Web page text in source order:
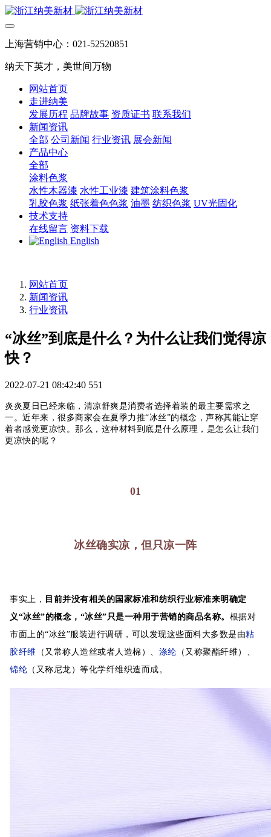
上海营销中心：021-52520851
纳天下英才，美世间万物
网站首页
走进纳美
发展历程 品牌故事 资质证书 联系我们
新闻资讯
全部 公司新闻 行业资讯 展会新闻
产品中心
全部
涂料色浆
水性木器漆 水性工业漆 建筑涂料色浆
乳胶色浆 纸张着色色浆 油墨 纺织色浆 UV光固化
技术支持
在线留言 资料下载
English
网站首页
新闻资讯
行业资讯
“冰丝”到底是什么？为什么让我们觉得凉
快？
2022-07-21 08:42:40 551
炎炎夏日已经来临，清凉舒爽是消费者选择着装的最主要需求之
一。近年来，很多商家会在夏季力推“冰丝”的概念，声称其能让穿
着者感觉更凉快。那么，这种材料到底是什么原理，是怎么让我们
更凉快的呢？
01
冰丝确实凉，但只凉一阵
事实上， 目前并没有相关的国家标准和纺织行业标准来明确定
义“冰丝”的概念，“冰丝”只是一种用于营销的商品名称。 根据对
市面上的“冰丝”服装进行调研，可以发现这些面料大多数是由粘
胶纤维 （又常称人造丝或者人造棉）、 涤纶 （又称聚酯纤维）、
锦纶 （又称尼龙）等化学纤维织造而成。